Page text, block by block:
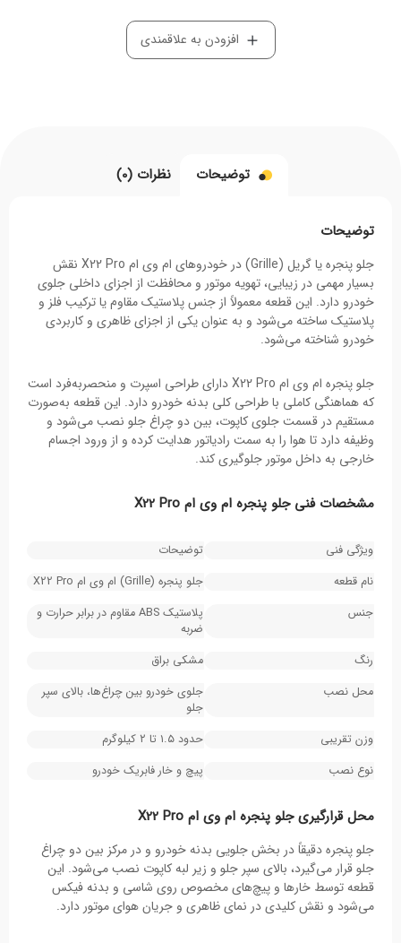
افزودن به علاقمندی
توضیحات نظرات (0)
توضیحات
جلو پنجره یا گریل (Grille) در خودروهای ام وی ام X22 Pro نقش
بسیار مهمی در زیبایی، تهویه موتور و محافظت از اجزای داخلی جلوی
خودرو دارد. این قطعه معمولاً از جنس پلاستیک مقاوم یا ترکیب فلز و
پلاستیک ساخته می‌شود و به عنوان یکی از اجزای ظاهری و کاربردی
خودرو شناخته می‌شود.
جلو پنجره ام وی ام X22 Pro دارای طراحی اسپرت و منحصربه‌فرد است
که هماهنگی کاملی با طراحی کلی بدنه خودرو دارد. این قطعه به‌صورت
مستقیم در قسمت جلوی کاپوت، بین دو چراغ جلو نصب می‌شود و
وظیفه دارد تا هوا را به سمت رادیاتور هدایت کرده و از ورود اجسام
خارجی به داخل موتور جلوگیری کند.
مشخصات فنی جلو پنجره ام وی ام X22 Pro
ویژگی فنی
توضیحات
نام قطعه
جلو پنجره (Grille) ام وی ام X22 Pro
جنس
پلاستیک ABS مقاوم در برابر حرارت و
ضربه
رنگ
مشکی براق
محل نصب
جلوی خودرو بین چراغ‌ها، بالای سپر
جلو
وزن تقریبی
حدود ۱.۵ تا ۲ کیلوگرم
نوع نصب
پیچ و خار فابریک خودرو
محل قرارگیری جلو پنجره ام وی ام X22 Pro
جلو پنجره دقیقاً در بخش جلویی بدنه خودرو و در مرکز بین دو چراغ
جلو قرار می‌گیرد، بالای سپر جلو و زیر لبه کاپوت نصب می‌شود. این
قطعه توسط خارها و پیچ‌های مخصوص روی شاسی و بدنه فیکس
می‌شود و نقش کلیدی در نمای ظاهری و جریان هوای موتور دارد.